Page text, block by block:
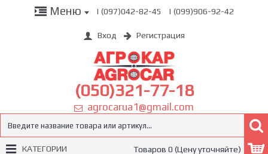
Меню | (097)042-82-45 | (099)906-92-42
Вход Регистрация
(050)321-77-18
agrocarua1@gmail.com
Товаров 0 (Цену уточняйте)
КАТЕГОРИИ